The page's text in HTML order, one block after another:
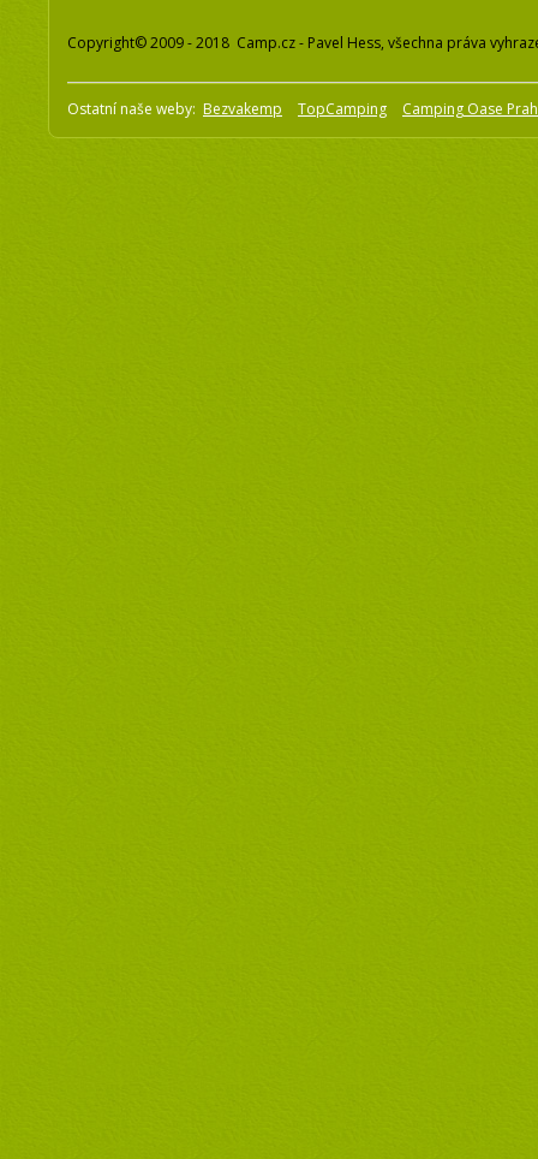
Copyright© 2009 - 2018 Camp.cz - Pavel Hess, všechna práva
Ostatní naše weby: Bezvakemp TopCamping Camping Oase